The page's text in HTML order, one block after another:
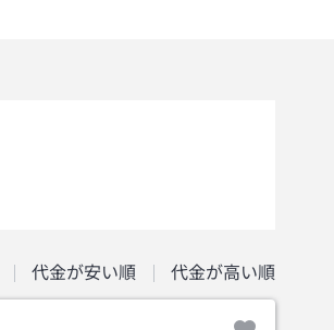
代金が安い順 代金が高い順